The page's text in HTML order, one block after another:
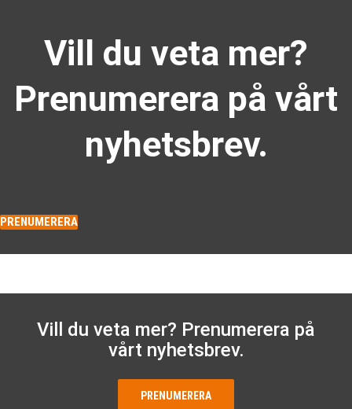
Vill du veta mer?
Prenumerera på vårt
nyhetsbrev.
PRENUMERERA
Vill du veta mer? Prenumerera på
vårt nyhetsbrev.
PRENUMERERA